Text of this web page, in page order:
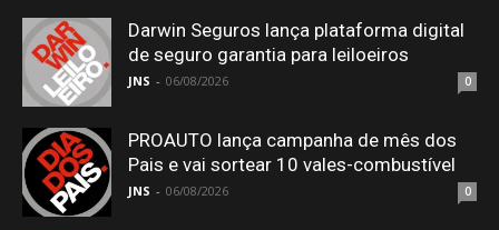
Darwin Seguros lança plataforma digital
de seguro garantia para leiloeiros
JNS - 06/08/2026 0
PROAUTO lança campanha de mês dos
Pais e vai sortear 10 vales-combustível
JNS - 06/08/2026 0